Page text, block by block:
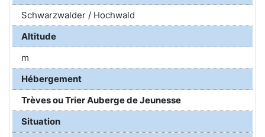
Schwarzwalder / Hochwald
Altitude
m
Hébergement
Trèves ou Trier Auberge de Jeunesse
Situation